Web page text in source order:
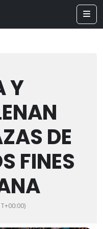
Y
DE
FINES